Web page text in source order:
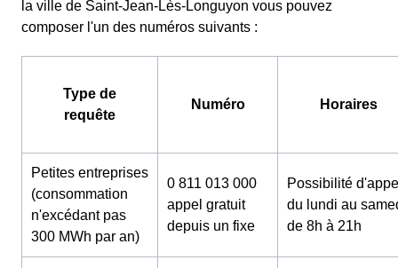
la ville de Saint-Jean-Lès-Longuyon vous pouvez
composer l'un des numéros suivants :
Type de
requête
Numéro Horaires
Petites entreprises
(consommation
n'excédant pas
300 MWh par an)
0 811 013 000
appel gratuit
depuis un fixe
Possibilité
du lundi au
de 8h à 21h